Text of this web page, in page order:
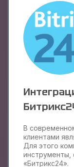
В
клиентами
Для этого
инструменты,
«Битрикс24».